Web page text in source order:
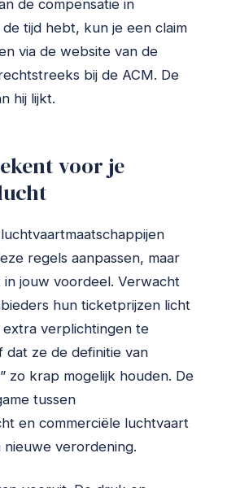
de compensatie in
de tijd hebt, kun je een claim
via de website van de
bij de ACM. De
hij lijkt.
voor je
regels aanpassen, maar
in jouw voordeel. Verwacht
hun ticketprijzen licht
verplichtingen te
dat ze de definitie van
zo krap mogelijk houden. De
tussen
en commerciële luchtvaart
verordening.